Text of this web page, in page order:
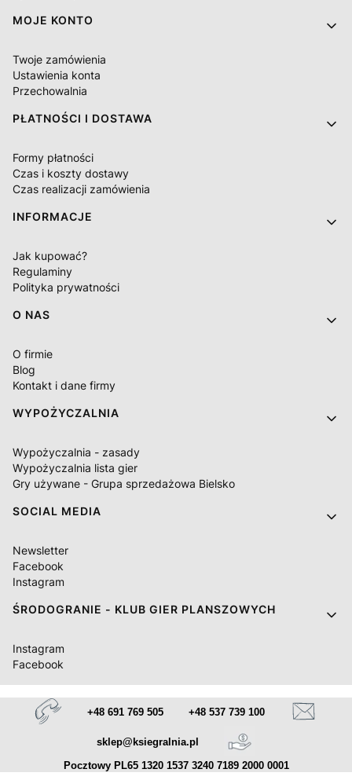
MOJE KONTO
Twoje zamówienia
Ustawienia konta
Przechowalnia
PŁATNOŚCI I DOSTAWA
Formy płatności
Czas i koszty dostawy
Czas realizacji zamówienia
INFORMACJE
Jak kupować?
Regulaminy
Polityka prywatności
O NAS
O firmie
Blog
Kontakt i dane firmy
WYPOŻYCZALNIA
Wypożyczalnia - zasady
Wypożyczalnia lista gier
Gry używane - Grupa sprzedażowa Bielsko
SOCIAL MEDIA
Newsletter
Facebook
Instagram
ŚRODOGRANIE - KLUB GIER PLANSZOWYCH
Instagram
Facebook
+48 691 769 505 +48 537 739 100
sklep@ksiegralnia.pl
Pocztowy PL65 1320 1537 3240 7189 2000 0001